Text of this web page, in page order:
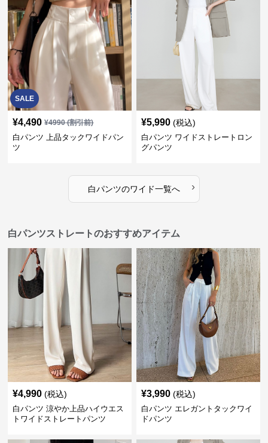
SALE
¥4,490 ¥4990(割引前)
白パンツ 上品タックワイドパン
ツ
¥5,990 (税込)
白パンツ ワイドストレートロン
グパンツ
白パンツのワイド一覧へ ›
白パンツストレートのおすすめアイテム
¥4,990 (税込)
白パンツ 涼やか上品ハイウエス
トワイドストレートパンツ
¥3,990 (税込)
白パンツ エレガントタックワイ
ドパンツ